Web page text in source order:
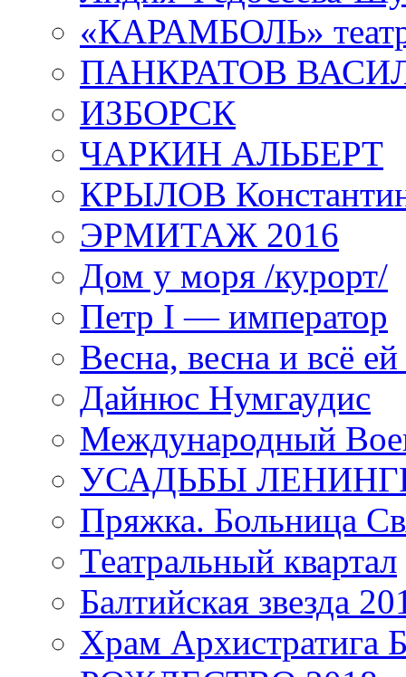
«КАРАМБОЛЬ»
ПАНКРАТОВ
ИЗБОРСК
ЧАРКИН АЛЬБЕРТ
КРЫЛОВ
ЭРМИТАЖ 2016
Дом у моря /курорт/
Петр I — император
Весна, весна и всё
Дайнюс Нумгаудис
Международный
УСАДЬБЫ
Пряжка. Больница
Театральный квартал
Балтийская звезда
Храм